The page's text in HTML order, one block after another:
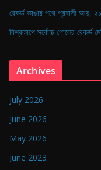
l
B
n
g
রেকর্ড ভাঙার পথে প্রবাসী আয়,
বিশ্বকাপে সর্বোচ্চ গোলের রেকর্ড
Archives
July 2026
June 2026
May 2026
June 2023